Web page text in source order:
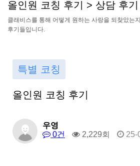
올인원 코칭 후기 > 상담 후기
클래 비 스를 통해 어 떻게 원하는 사랑을 되 찾았는지
후기 들입 니 다.
특별 코칭
올인원 코칭 후기
우영
0건
2,229회 25-